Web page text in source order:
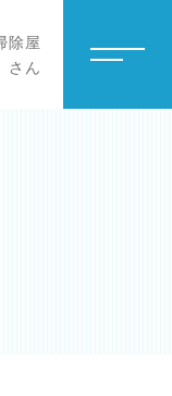
除屋
さん